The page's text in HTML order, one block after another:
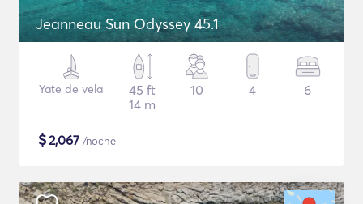
Jeanneau Sun Odyssey 45.1
Yate de vela
45 ft
14 m
10 4 6
$2,067 /noche